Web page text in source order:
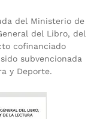
del Ministerio de
del Libro, del
cofinanciado
subvencionada
y Deporte.